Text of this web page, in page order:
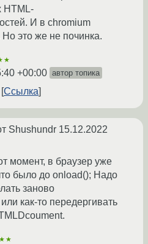
HTML-
И в chromium
Но это же не починка.
+00:00 автор топика
Ссылка
Shushundr 15.12.2022
момент, в браузер уже
было до onload(); Надо
заново
как-то передергивать